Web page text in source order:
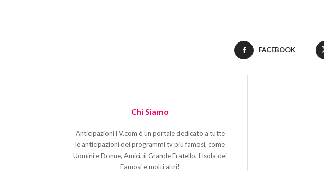
FACEBOOK
Chi Siamo
AnticipazioniTV.com è un portale dedicato a tutte
le anticipazioni dei programmi tv più famosi, come
Uomini e Donne, Amici, il Grande Fratello, l'Isola dei
Famosi e molti altri!